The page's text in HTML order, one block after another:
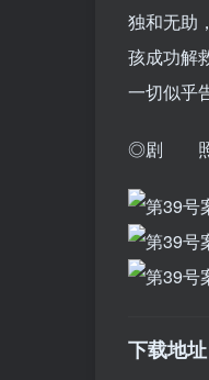
独和无助
孩成功解
一切似乎
◎剧
下载地址